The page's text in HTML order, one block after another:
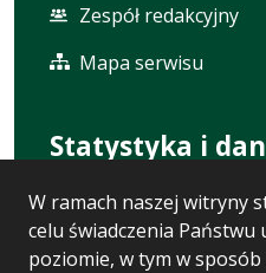
W ramach naszej witryny
celu świadczenia Państwu
poziomie, w tym w
Zespół redakcyjny
Mapa serwisu
Statystyka i
Statystyki
Ostatnio dodane